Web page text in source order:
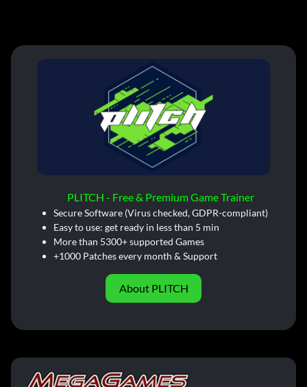
PLITCH - Free & Premium Game Trainer
Secure Software (Virus checked, GDPR-compliant)
Easy to use: get ready in less than 5 min
More than 5300+ supported Games
+1000 Patches every month & Support
About PLITCH